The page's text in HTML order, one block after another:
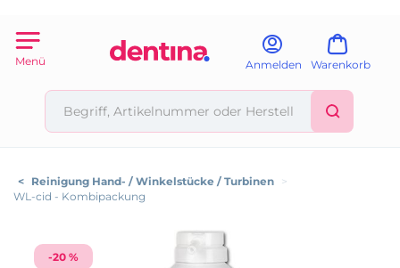
Menü Anmelden Warenkorb
< Reinigung Hand- / Winkelstücke / Turbinen >
WL-cid - Kombipackung
-20 %